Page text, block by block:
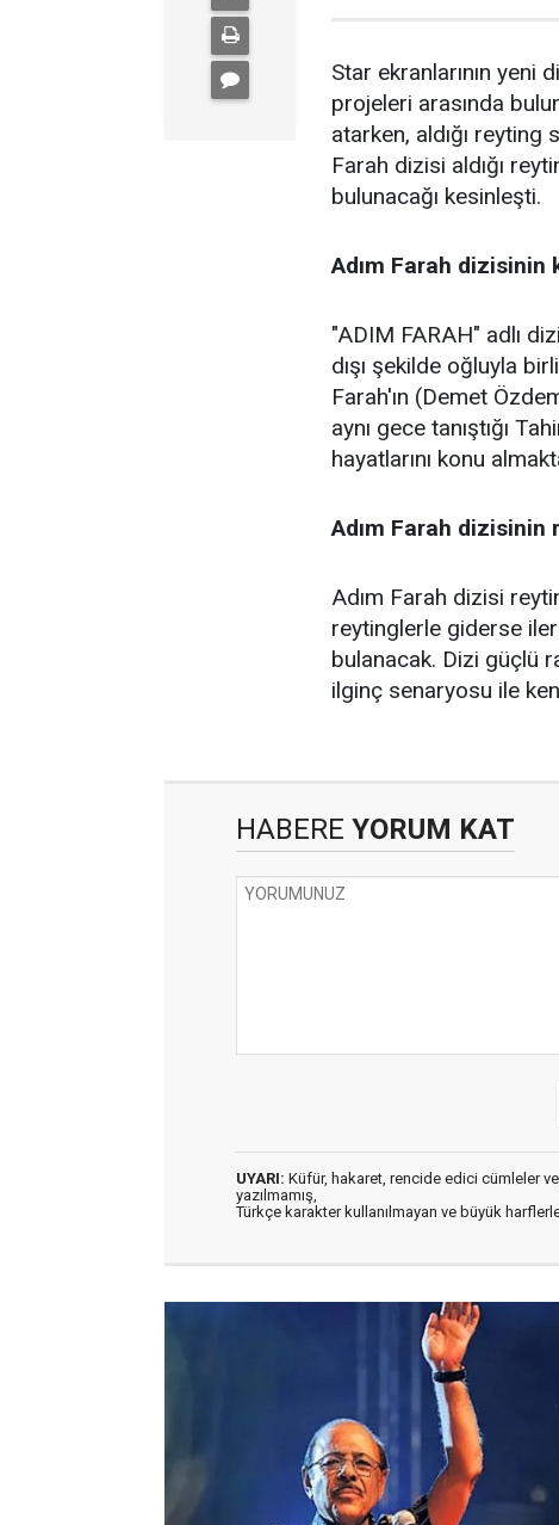
Star ekranlarının yeni
projeleri arasında
atarken, aldığı reyting
Farah dizisi aldığı
bulunacağı kesinleşti.
Adım Farah dizisinin
"ADIM FARAH" adlı
dışı şekilde oğluyla
Farah'ın (Demet
aynı gece tanıştığı
hayatlarını konu
Adım Farah dizisinin
Adım Farah dizisi
reytinglerle giderse
bulanacak. Dizi güçlü
ilginç senaryosu ile
HABERE YORUM KAT
UYARI: Küfür, hakaret, rencide edici cümleler
yazılmamış,
Türkçe karakter kullanılmayan ve büyük